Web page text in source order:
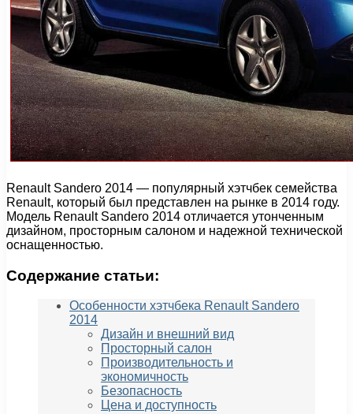
Renault Sandero 2014 — популярный хэтчбек семейства
Renault, который был представлен на рынке в 2014 году.
Модель Renault Sandero 2014 отличается утонченным
дизайном, просторным салоном и надежной технической
оснащенностью.
Содержание статьи:
Особенности хэтчбека Renault Sandero
2014
Дизайн и внешний вид
Просторный салон
Производительность и
экономичность
Безопасность
Цена и доступность